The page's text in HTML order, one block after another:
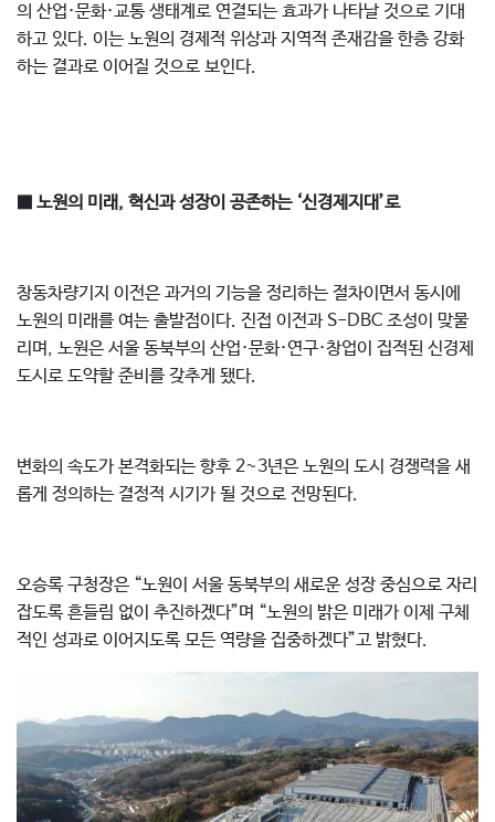
의 산업·문화·교통 생태계로 연결되는 효과가 나타날 것으로 기대
하고 있다. 이는 노원의 경제적 위상과 지역적 존재감을 한층 강화
하는 결과로 이어질 것으로 보인다.
■ 노원의 미래, 혁신과 성장이 공존하는 ‘신경제지대’로
창동차량기지 이전은 과거의 기능을 정리하는 절차이면서 동시에
노원의 미래를 여는 출발점이다. 진접 이전과 S-DBC 조성이 맞물
리며, 노원은 서울 동북부의 산업·문화·연구·창업이 집적된 신경제
도시로 도약할 준비를 갖추게 됐다.
변화의 속도가 본격화되는 향후 2~3년은 노원의 도시 경쟁력을 새
롭게 정의하는 결정적 시기가 될 것으로 전망된다.
오승록 구청장은 “노원이 서울 동북부의 새로운 성장 중심으로 자리
잡도록 흔들림 없이 추진하겠다”며 “노원의 밝은 미래가 이제 구체
적인 성과로 이어지도록 모든 역량을 집중하겠다”고 밝혔다.